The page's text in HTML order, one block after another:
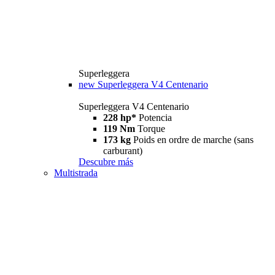
Superleggera
new Superleggera V4 Centenario
Superleggera V4 Centenario
228 hp* Potencia
119 Nm Torque
173 kg Poids en ordre de marche (sans
carburant)
Descubre más
Multistrada